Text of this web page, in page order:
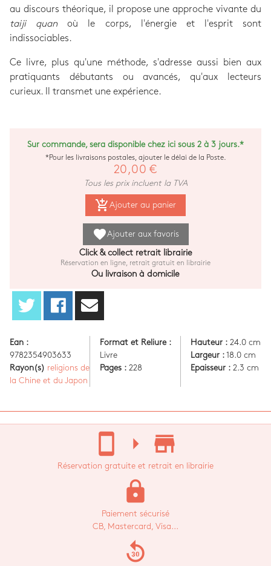
au discours théorique, il propose une approche vivante du
taiji quanoù le corps, l'énergie et l'esprit sont
indissociables.
Ce livre, plus qu'une méthode, s'adresse aussi bien aux
pratiquants débutants ou avancés, qu'aux lecteurs
curieux. Il transmet une expérience.
Sur commande, sera disponible chez ici sous 2 à 3 jours.*
*Pour les livraisons postales, ajouter le délai de la Poste.
20,00 €
Tous les prix incluent la TVA
add_shopping_cart Ajouter au panier
favoriteAjouter aux favoris
Click & collect retrait librairie
Réservation en ligne, retrait gratuit en librairie
Ou livraison à domicile
Ean :
9782354903633
Rayon(s) religions de
la Chine et du Japon
Format et Reliure :
Livre
Pages : 228
Hauteur :24.0 cm
Largeur :18.0 cm
Epaisseur :2.3 cm
stay_current_portrait arrow_right store_mall_directory
Réservation gratuite et retrait en librairie
lock
Paiement sécurisé
CB, Mastercard, Visa...
replay_30